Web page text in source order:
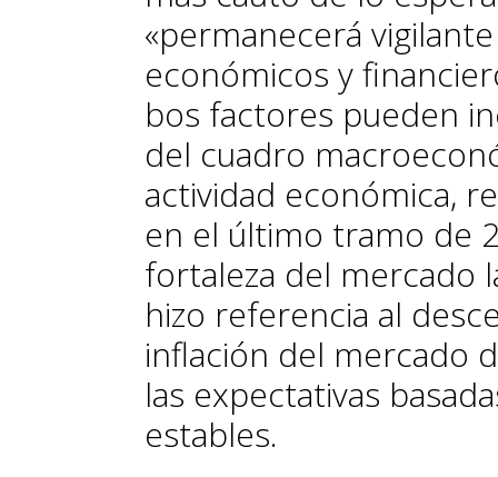
«permanecerá
económicos y
bos factores pueden
del cuadro
actividad económica,
en el último tramo de
fortaleza del mercado
hizo referencia al
inflación del mercado
las expectativas
estables.